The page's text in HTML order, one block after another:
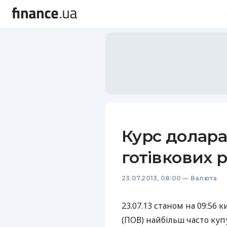
Курс
готівкових
23.07.2013, 08:00 — Валюта
23.07.13 станом на 09:56
(ПОВ) найбільш часто